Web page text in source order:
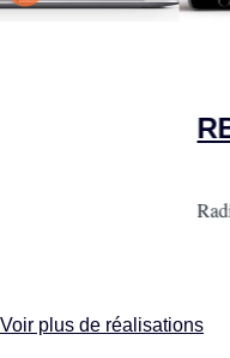
Radio locale associative
Voir plus de réalisations